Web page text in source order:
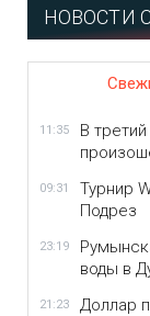
НОВОСТИ
11:35
В
09:31
Турнир
Подрез
23:19
воды в
21:23
Доллар